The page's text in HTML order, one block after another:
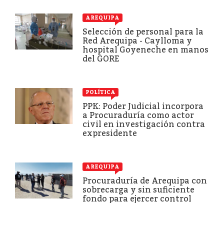
AREQUIPA
Selección de personal para la
Red Arequipa - Caylloma y
hospital Goyeneche en manos
del GORE
POLÍTICA
PPK: Poder Judicial incorpora
a Procuraduría como actor
civil en investigación contra
expresidente
AREQUIPA
Procuraduría de Arequipa con
sobrecarga y sin suficiente
fondo para ejercer control